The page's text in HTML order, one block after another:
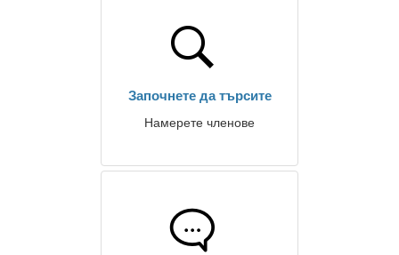
Започнете да търсите
Намерете членове